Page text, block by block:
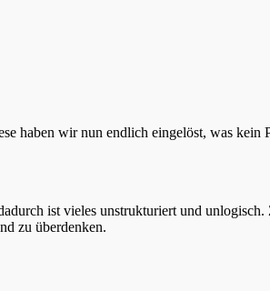
haben wir nun endlich eingelöst, was kein
ist vieles unstrukturiert und
zu überdenken.